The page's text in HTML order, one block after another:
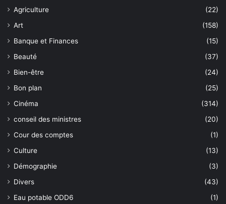
Agriculture
(22)
Art
(158)
Banque et Finances
(15)
Beauté
(37)
Bien-être
(24)
Bon plan
(25)
Cinéma
(314)
conseil des ministres
(20)
Cour des comptes
(1)
Culture
(13)
Démographie
(3)
Divers
(43)
Eau potable ODD6
(1)